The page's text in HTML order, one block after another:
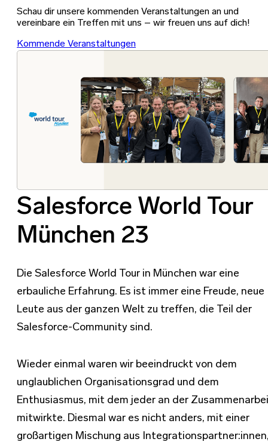
Schau dir unsere kommenden Veranstaltungen an und
vereinbare ein Treffen mit uns – wir freuen uns auf dich!
Kommende Veranstaltungen
Salesforce World Tour
München 23
Die Salesforce World Tour in München war eine
erbauliche Erfahrung. Es ist immer eine Freude, neue
Leute aus der ganzen Welt zu treffen, die Teil der
Salesforce-Community sind.
Wieder einmal waren wir beeindruckt von dem
unglaublichen Organisationsgrad und dem
Enthusiasmus, mit dem jeder an der
mitwirkte. Diesmal war es nicht anders, mit einer
großartigen Mischung aus